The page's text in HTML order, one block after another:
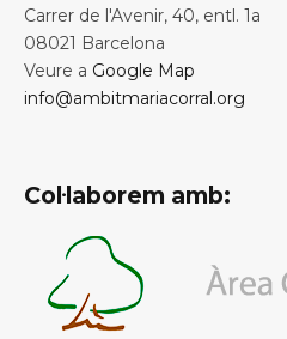
Carrer de l'Avenir, 40, entl. 1a
08021 Barcelona
Veure a Google Map
info@ambitmariacorral.org
Col·laborem amb: